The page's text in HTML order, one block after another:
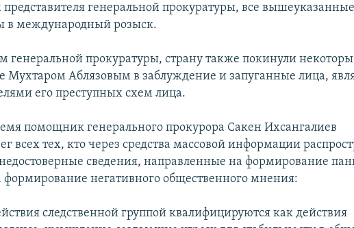
представителя генеральной прокуратуры, все
в международный розыск.
генеральной прокуратуры, страну также покинули
Мухтаром Аблязовым в заблуждение и запуганные лица,
его преступных схем лица.
помощник генерального прокурора Сакен Ихсангалиев
всех тех, кто через средства массовой информации
сведения, направленные на формирование
формирование негативного общественного мнения:
следственной группой квалифицируются как действия